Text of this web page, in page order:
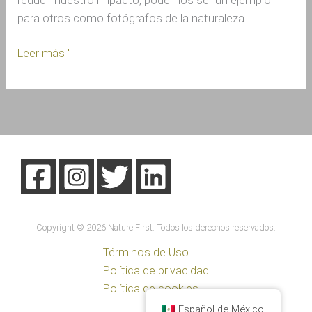
para otros como fotógrafos de la naturaleza.
Leer más "
Copyright © 2026 Nature First. Todos los derechos reservados.
Términos de Uso
Política de privacidad
Política de cookies
Español de México